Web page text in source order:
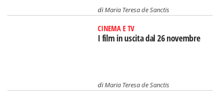
diMaria Teresa de Sanctis
CINEMA E TV
I film in uscita dal 26 novembre
diMaria Teresa de Sanctis